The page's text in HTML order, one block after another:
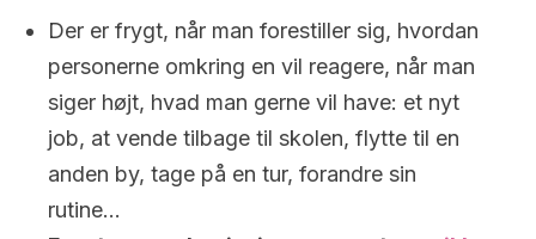
Der er frygt, når man forestiller sig, hvordan
personerne omkring en vil reagere, når man
siger højt, hvad man gerne vil have: et nyt
job, at vende tilbage til skolen, flytte til en
anden by, tage på en tur, forandre sin
rutine…